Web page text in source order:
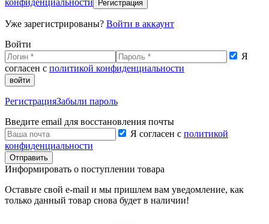
конфиденциальности Регистрация
Уже зарегистрированы? Войти в аккаунт
Войти
Я
согласен с политикой конфиденциальности
войти
РегистрацияЗабыли пароль
Введите email для восстановления почты
Я согласен с политикой
конфиденциальности
Отправить
Информировать о поступлении товара
Оставьте свой e-mail и мы пришлем вам уведомление, как
только данный товар снова будет в наличии!